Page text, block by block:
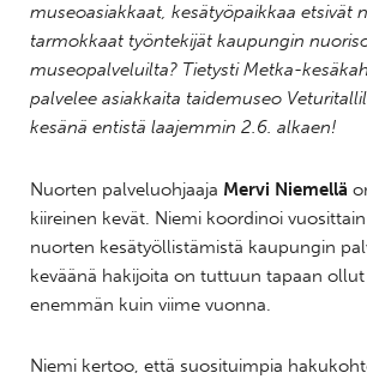
museoasiakkaat, kesätyöpaikkaa etsivät
tarmokkaat työntekijät kaupungin
museopalveluilta? Tietysti Metka-
palvelee asiakkaita taidemuseo
kesänä entistä laajemmin 2.6. alkaen!
Nuorten palveluohjaaja Mervi Niemellä
kiireinen kevät. Niemi koordinoi
nuorten kesätyöllistämistä kaupungin
keväänä hakijoita on tuttuun tapaan
enemmän kuin viime vuonna.
Niemi kertoo, että suosituimpia